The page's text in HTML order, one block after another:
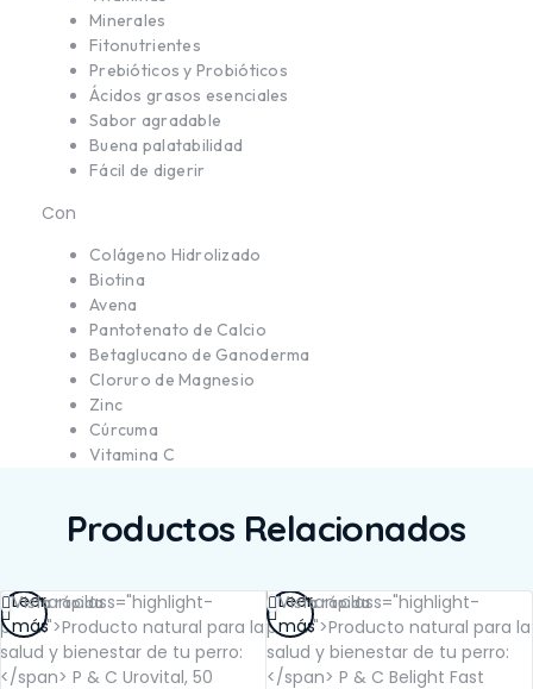
Minerales
Fitonutrientes
Prebióticos y Probióticos
Ácidos grasos esenciales
Sabor agradable
Buena palatabilidad
Fácil de digerir
Con
Colágeno Hidrolizado
Biotina
Avena
Pantotenato de Calcio
Betaglucano de Ganoderma
Cloruro de Magnesio
Zinc
Cúrcuma
Vitamina C
Productos Relacionados
Vista rápida
Leer
más
Vista rápida
Leer
más